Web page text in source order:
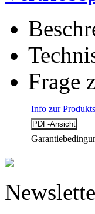
Frage
Info zur